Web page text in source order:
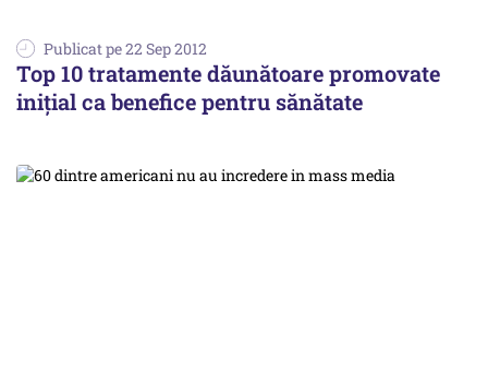
Publicat pe 22 Sep 2012
Top 10 tratamente dăunătoare promovate
inițial ca benefice pentru sănătate